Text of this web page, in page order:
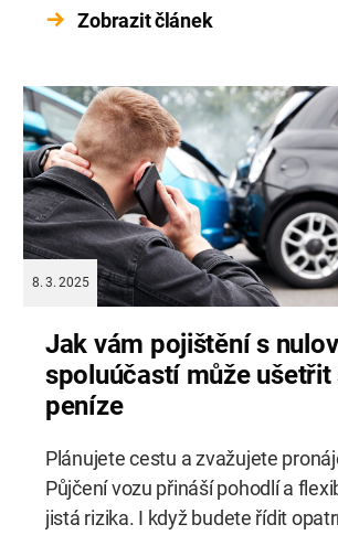
před dům. Ať už se chystáte na
flexibilní, naše autopůjčovna […]
Zobrazit článek
8. 3. 2025
Jak vám pojištění s
spoluúčastí může
peníze
Plánujete cestu a zvažujete
Půjčení vozu přináší pohodlí a
jistá rizika. I když budete řídit